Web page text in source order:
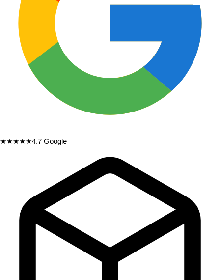
★★★★★4.7 Google